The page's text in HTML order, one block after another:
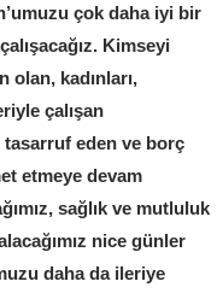
çok daha iyi bir
Kimseyi
olan, kadınları,
çalışan
eden ve borç
etmeye devam
sağlık ve mutluluk
nice günler
daha da ileriye